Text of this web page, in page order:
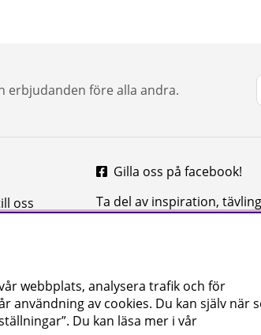
erbjudanden före alla andra.
oss
Gilla oss på facebook!
Ta del av inspiration,
mycket mer
webbplats, analysera trafik och för
användning av cookies. Du kan själv när
Du kan läsa mer i vår